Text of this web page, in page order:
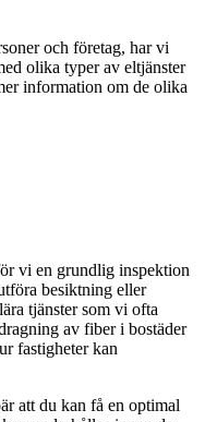
och företag, har vi
olika typer av eltjänster
information om de olika
vi en grundlig inspektion
besiktning eller
tjänster som vi ofta
av fiber i bostäder
fastigheter kan
att du kan få en optimal